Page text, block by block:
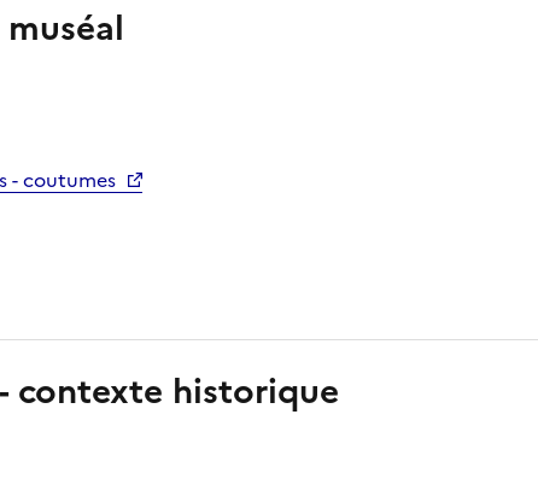
- coutumes
contexte historique